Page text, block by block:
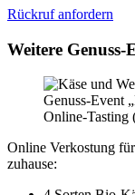
Rückruf anfordern
Weitere
Genuss-Event
Online-Tasting
Online Verkostung
zuhause: